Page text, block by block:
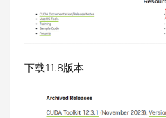
下载11.8版本